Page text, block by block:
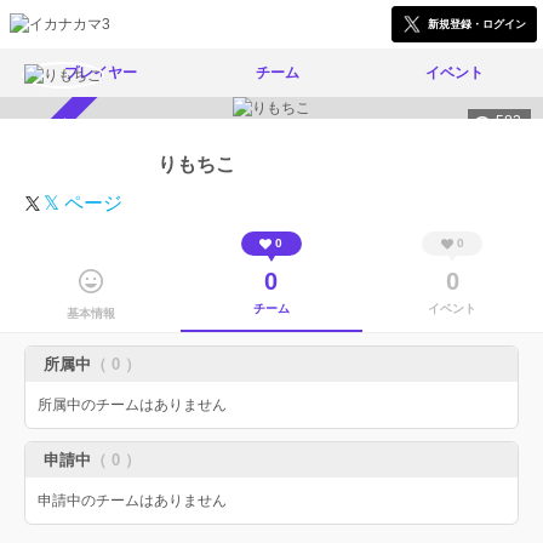
新規登録・ログイン
プレイヤー チーム イベント
582
りもちこ
𝕏 ページ
基本情報
0
0
チーム
0
0
イベント
所属中 （ 0 ）
所属中のチームはありません
申請中 （ 0 ）
申請中のチームはありません